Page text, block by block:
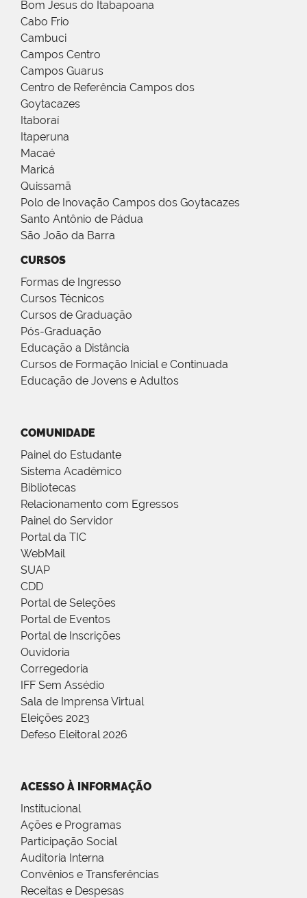
Bom Jesus do Itabapoana
Cabo Frio
Cambuci
Campos Centro
Campos Guarus
Centro de Referência Campos dos
Goytacazes
Itaboraí
Itaperuna
Macaé
Maricá
Quissamã
Polo de Inovação Campos dos Goytacazes
Santo Antônio de Pádua
São João da Barra
CURSOS
Formas de Ingresso
Cursos Técnicos
Cursos de Graduação
Pós-Graduação
Educação a Distância
Cursos de Formação Inicial e Continuada
Educação de Jovens e Adultos
COMUNIDADE
Painel do Estudante
Sistema Acadêmico
Bibliotecas
Relacionamento com Egressos
Painel do Servidor
Portal da TIC
WebMail
SUAP
CDD
Portal de Seleções
Portal de Eventos
Portal de Inscrições
Ouvidoria
Corregedoria
IFF Sem Assédio
Sala de Imprensa Virtual
Eleições 2023
Defeso Eleitoral 2026
ACESSO À INFORMAÇÃO
Institucional
Ações e Programas
Participação Social
Auditoria Interna
Convênios e Transferências
Receitas e Despesas